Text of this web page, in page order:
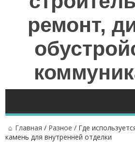
Главная / Разное / Где
камень для внутренней отделки